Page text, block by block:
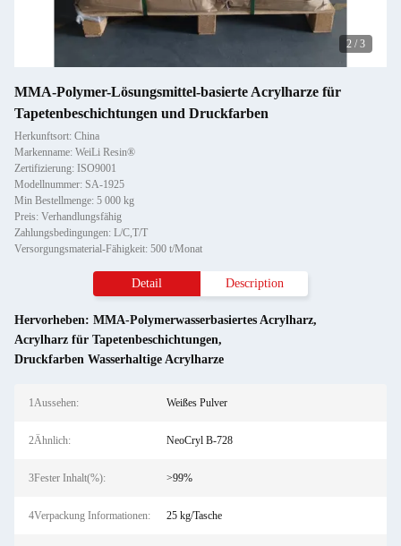
2 / 3
MMA-Polymer-Lösungsmittel-basierte Acrylharze für
Tapetenbeschichtungen und Druckfarben
Herkunftsort: China
Markenname: WeiLi Resin®
Zertifizierung: ISO9001
Modellnummer: SA-1925
Min Bestellmenge: 5 000 kg
Preis: Verhandlungsfähig
Zahlungsbedingungen: L/C,T/T
Versorgungsmaterial-Fähigkeit: 500 t/Monat
Detail Description
Hervorheben: MMA-Polymerwasserbasiertes Acrylharz,
Acrylharz für Tapetenbeschichtungen,
Druckfarben Wasserhaltige Acrylharze
1Aussehen: Weißes Pulver
2Ähnlich: NeoCryl B-728
3Fester Inhalt(%): >99%
4Verpackung Informationen: 25 kg/Tasche